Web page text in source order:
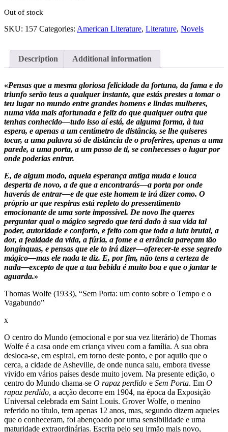
Out of stock
SKU: 157 Categories: American Literature, Literature, Novels
Description Additional information
«Pensas que a mesma gloriosa felicidade da fortuna, da fama e do
triunfo serão teus a qualquer instante, que estás prestes a tomar o
teu lugar no mundo entre grandes homens e lindas mulheres,
numa vida mais afortunada e feliz do que qualquer outra que
tenhas conhecido—tudo isso aí está, de alguma forma, à tua
espera, e apenas a um centímetro de distância, se lhe quiseres
tocar, a uma palavra só de distância de o proferires, apenas a uma
parede, a uma porta, a um passo de ti, se conhecesses o lugar por
onde poderias entrar.
E, de algum modo, aquela esperança antiga muda e louca
desperta de novo, a de que a encontrarás—a porta por onde
haverás de entrar—e de que este homem te irá dizer como. O
próprio ar que respiras está repleto do pressentimento
emocionante de uma sorte impossível. De novo lhe queres
perguntar qual o mágico segredo que terá dado à sua vida tal
poder, autoridade e conforto, e feito com que toda a luta brutal, a
dor, a fealdade da vida, a fúria, a fome e a errância pareçam tão
longínquas, e pensas que ele to irá dizer—oferecer-te esse segredo
mágico—mas ele nada te diz. E, por fim, não tens a certeza de
nada—excepto de que a tua bebida é muito boa e que o jantar te
aguarda.»
Thomas Wolfe (1933), “Sem Porta: um conto sobre o Tempo e o
Vagabundo”
x
O centro do Mundo (emocional e por sua vez literário) de Thomas
Wolfe é a casa onde em criança viveu com a família. A sua obra
desloca-se, em espiral, em torno deste ponto, e por aquilo que o
cerca, a cidade de Asheville, de onde nunca saiu, embora tivesse
vivido em vários países desde muito jovem. Na presente edição, o
centro do Mundo chama-se O rapaz perdido e Sem Porta. Em O
rapaz perdido, a acção decorre em 1904, na época da Exposição
Universal celebrada em Saint Louis. Grover Wolfe, o menino
referido no título, tem apenas 12 anos, mas, segundo dizem aqueles
que o conheceram, foi abençoado por uma sensibilidade e uma
maturidade extraordinárias. Escrita pelo seu irmão mais novo,